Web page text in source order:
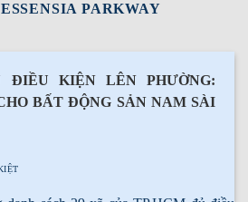
ESSENSIA PARKWAY
KIỆN LÊN PHƯỜNG:
BẤT ĐỘNG SẢN NAM SÀI